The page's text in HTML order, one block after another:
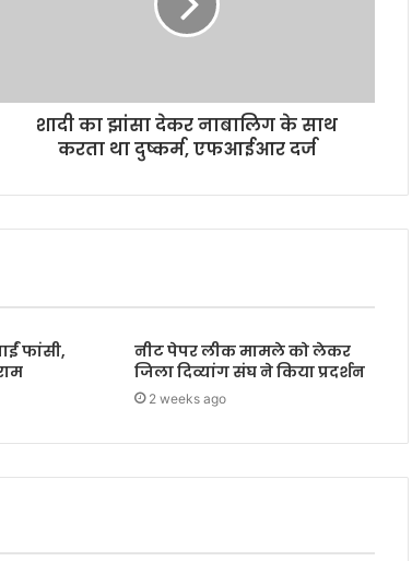
शादी का झांसा देकर नाबालिग के साथ
करता था दुष्कर्म, एफआईआर दर्ज
फांसी,
नीट पेपर लीक मामले को लेकर
जिला दिव्यांग संघ ने किया प्रदर्शन
2 weeks ago